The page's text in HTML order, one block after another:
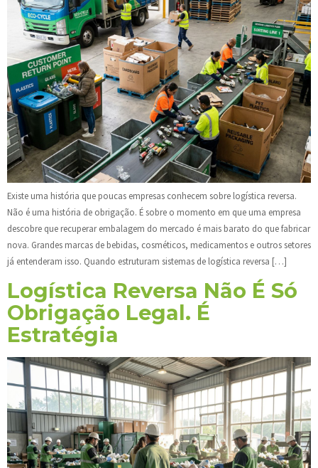
Existe uma história que poucas empresas conhecem sobre logística reversa.
Não é uma história de obrigação. É sobre o momento em que uma empresa
descobre que recuperar embalagem do mercado é mais barato do que fabricar
nova. Grandes marcas de bebidas, cosméticos, medicamentos e outros setores
já entenderam isso. Quando estruturam sistemas de logística reversa […]
Logística Reversa Não É Só
Obrigação Legal. É
Estratégia